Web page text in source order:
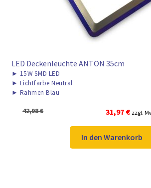
LED Deckenleuchte ANTON 35cm
► 15W SMD LED
► Lichtfarbe Neutral
► Rahmen Blau
42,98€
Ursprünglicher
Preis
war:
42,98 €
31,97 €
Preis
ist:
31,97
zzgl.
In den Warenkorb